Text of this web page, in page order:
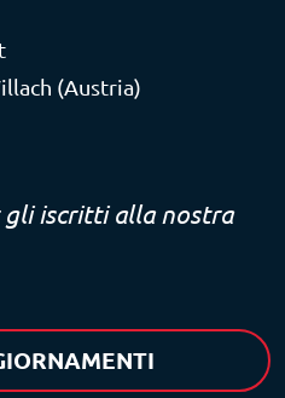
(Austria)
gli iscritti alla nostra